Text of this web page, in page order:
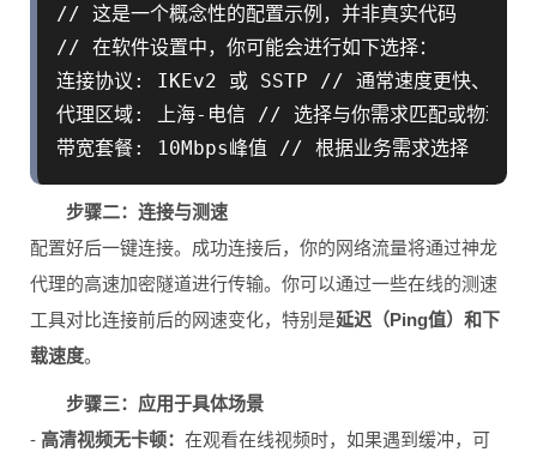
// 这是一个概念性的配置示例，并非真实代码
// 在软件设置中，你可能会进行如下选择：
连接协议: IKEv2 或 SSTP // 通常速度更快、更稳
代理区域: 上海-电信 // 选择与你需求匹配或物理邻
步骤二：连接与测速
配置好后一键连接。成功连接后，你的网络流量将通过神龙
代理的高速加密隧道进行传输。你可以通过一些在线的测速
工具对比连接前后的网速变化，特别是延迟（Ping值）和下
载速度。
步骤三：应用于具体场景
- 高清视频无卡顿： 在观看在线视频时，如果遇到缓冲，可